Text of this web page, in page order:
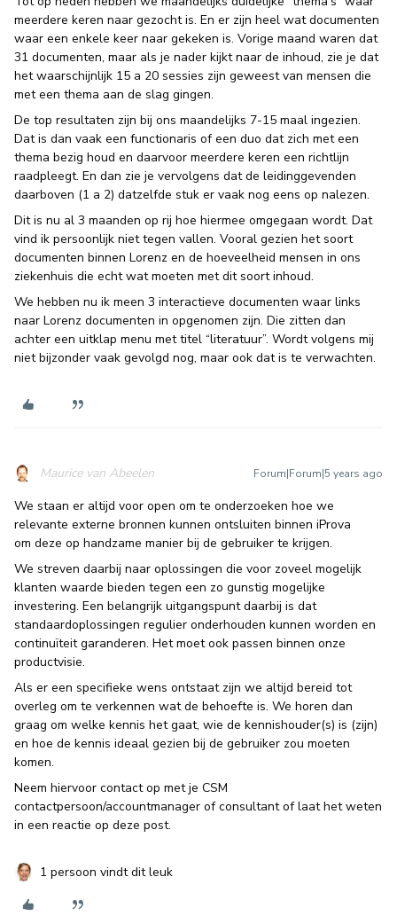
meerdere keren naar gezocht is. En er zijn heel wat documenten
waar een enkele keer naar gekeken is. Vorige maand waren dat
31 documenten, maar als je nader kijkt naar de inhoud, zie je dat
het waarschijnlijk 15 a 20 sessies zijn geweest van mensen die
met een thema aan de slag gingen.
De top resultaten zijn bij ons maandelijks 7-15 maal ingezien.
Dat is dan vaak een functionaris of een duo dat zich met een
thema bezig houd en daarvoor meerdere keren een richtlijn
raadpleegt. En dan zie je vervolgens dat de leidinggevenden
daarboven (1 a 2) datzelfde stuk er vaak nog eens op nalezen.
Dit is nu al 3 maanden op rij hoe hiermee omgegaan wordt. Dat
vind ik persoonlijk niet tegen vallen. Vooral gezien het soort
documenten binnen Lorenz en de hoeveelheid mensen in ons
ziekenhuis die echt wat moeten met dit soort inhoud.
We hebben nu ik meen 3 interactieve documenten waar links
naar Lorenz documenten in opgenomen zijn. Die zitten dan
achter een uitklap menu met titel “literatuur”. Wordt volgens mij
niet bijzonder vaak gevolgd nog, maar ook dat is te verwachten.
Maurice van Abeelen Forum|Forum|5 years ago
We staan er altijd voor open om te onderzoeken hoe we
relevante externe bronnen kunnen ontsluiten binnen iProva
om deze op handzame manier bij de gebruiker te krijgen.
We streven daarbij naar oplossingen die voor zoveel mogelijk
klanten waarde bieden tegen een zo gunstig mogelijke
investering. Een belangrijk uitgangspunt daarbij is dat
standaardoplossingen regulier onderhouden kunnen worden en
continuïteit garanderen. Het moet ook passen binnen onze
productvisie.
Als er een specifieke wens ontstaat zijn we altijd bereid tot
overleg om te verkennen wat de behoefte is. We horen dan
graag om welke kennis het gaat, wie de kennishouder(s) is (zijn)
en hoe de kennis ideaal gezien bij de gebruiker zou moeten
komen.
Neem hiervoor contact op met je CSM
contactpersoon/accountmanager of consultant of laat het weten
in een reactie op deze post.
1 persoon vindt dit leuk